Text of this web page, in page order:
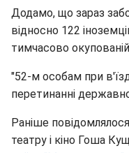
Додамо, що зараз
відносно 122
тимчасово окупованій
"52-м особам при
перетинанні
Раніше
театру і кіно Гоша